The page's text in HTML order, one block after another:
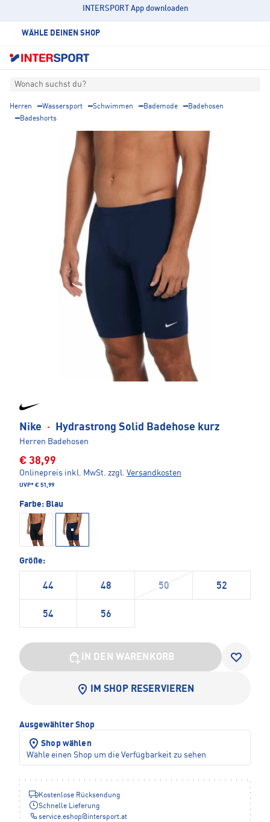
INTERSPORT App downloaden
WÄHLE DEINEN SHOP
Wonach suchst du?
Herren Wassersport Schwimmen Bademode
Badehosen
Badeshorts
Nike · Hydrastrong Solid Badehose kurz
Herren Badehosen
€ 38,99
Onlinepreis inkl. MwSt. zzgl. Versandkosten
UVP* € 51,99
Farbe: Blau
Größe:
44 48 50 52
54 56
IN DEN WARENKORB
IM SHOP RESERVIEREN
Ausgewählter Shop
Shop wählen
Wähle einen Shop um die Verfügbarkeit zu sehen
Kostenlose Rücksendung
Schnelle Lieferung
service.eshop@ intersport.at